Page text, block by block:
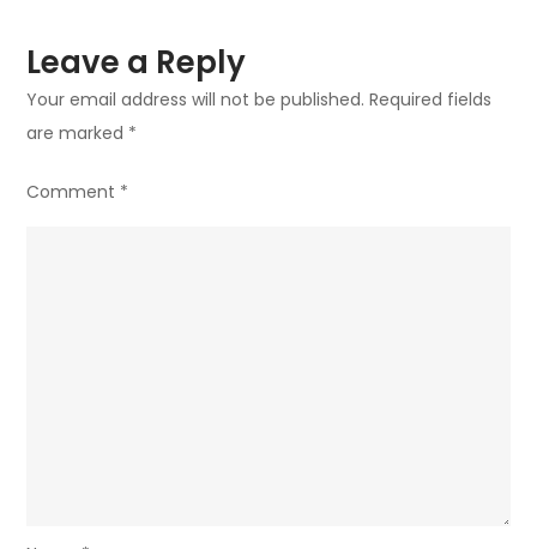
Daughter’
Leave a Reply
Your email address will not be published. Required fields
are marked *
Comment *